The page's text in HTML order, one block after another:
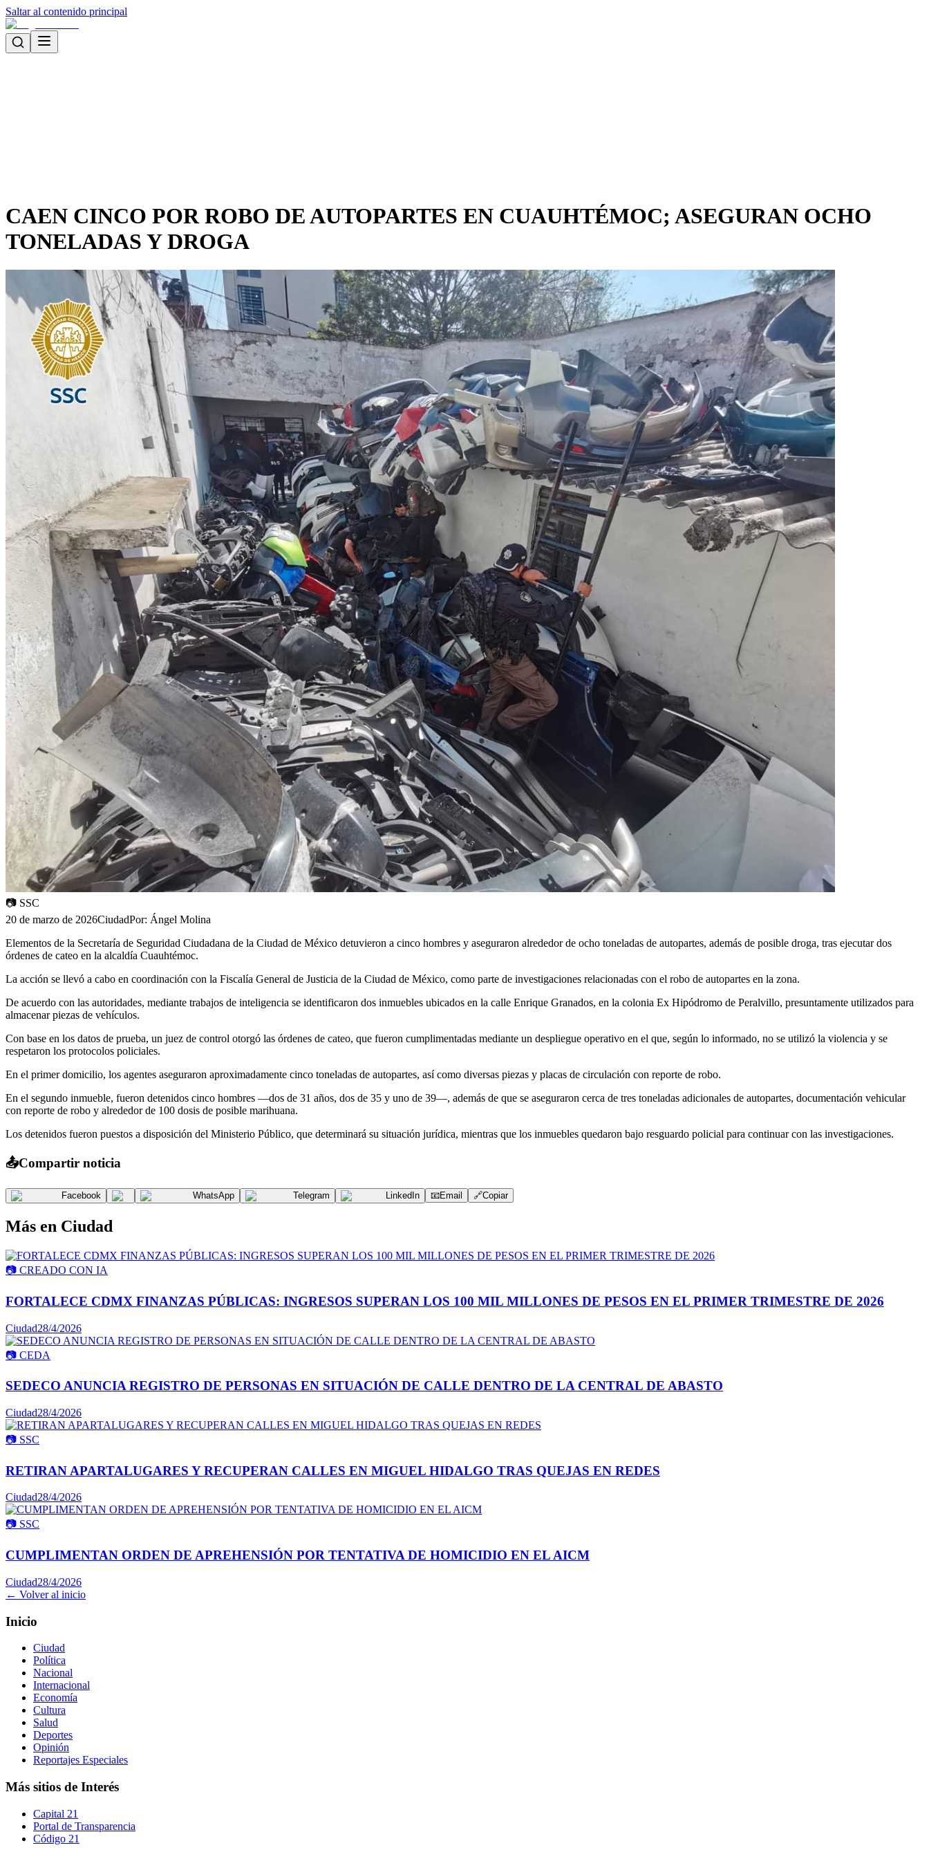
Saltar al contenido principal
CAEN CINCO POR ROBO DE AUTOPARTES EN CUAUHTÉMOC; ASEGURAN OCHO
TONELADAS Y DROGA
📷 SSC
20 de marzo de 2026CiudadPor: Ángel Molina
Elementos de la Secretaría de Seguridad Ciudadana de la Ciudad de México detuvieron a cinco hombres y aseguraron alrededor de ocho toneladas de autopartes, además de posible droga, tras ejecutar dos
órdenes de cateo en la alcaldía Cuauhtémoc.
La acción se llevó a cabo en coordinación con la Fiscalía General de Justicia de la Ciudad de México, como parte de investigaciones relacionadas con el robo de autopartes en la zona.
De acuerdo con las autoridades, mediante trabajos de inteligencia se identificaron dos inmuebles ubicados en la calle Enrique Granados, en la colonia Ex Hipódromo de Peralvillo, presuntamente utilizados para
almacenar piezas de vehículos.
Con base en los datos de prueba, un juez de control otorgó las órdenes de cateo, que fueron cumplimentadas mediante un despliegue operativo en el que, según lo informado, no se utilizó la violencia y se
respetaron los protocolos policiales.
En el primer domicilio, los agentes aseguraron aproximadamente cinco toneladas de autopartes, así como diversas piezas y placas de circulación con reporte de robo.
En el segundo inmueble, fueron detenidos cinco hombres —dos de 31 años, dos de 35 y uno de 39—, además de que se aseguraron cerca de tres toneladas adicionales de autopartes, documentación vehicular
con reporte de robo y alrededor de 100 dosis de posible marihuana.
Los detenidos fueron puestos a disposición del Ministerio Público, que determinará su situación jurídica, mientras que los inmuebles quedaron bajo resguardo policial para continuar con las investigaciones.
📤Compartir noticia
Facebook WhatsApp Telegram LinkedIn 📧Email 🔗Copiar
Más en Ciudad
📷 CREADO CON IA
FORTALECE CDMX FINANZAS PÚBLICAS: INGRESOS SUPERAN LOS 100 MIL MILLONES DE PESOS EN EL PRIMER TRIMESTRE DE 2026
Ciudad28/4/2026
📷 CEDA
SEDECO ANUNCIA REGISTRO DE PERSONAS EN SITUACIÓN DE CALLE DENTRO DE LA CENTRAL DE ABASTO
Ciudad28/4/2026
📷 SSC
RETIRAN APARTALUGARES Y RECUPERAN CALLES EN MIGUEL HIDALGO TRAS QUEJAS EN REDES
Ciudad28/4/2026
📷 SSC
CUMPLIMENTAN ORDEN DE APREHENSIÓN POR TENTATIVA DE HOMICIDIO EN EL AICM
Ciudad28/4/2026
← Volver al inicio
Inicio
Ciudad
Política
Nacional
Internacional
Economía
Cultura
Salud
Deportes
Opinión
Reportajes Especiales
Más sitios de Interés
Capital 21
Portal de Transparencia
Código 21